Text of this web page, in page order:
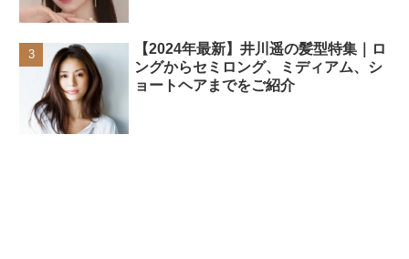
【2024年最新】井川遥の髪型特集｜ロ
ングからセミロング、ミディアム、シ
ョートヘアまでをご紹介